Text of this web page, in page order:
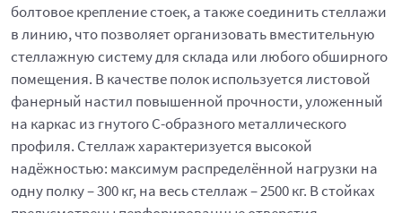
болтовое крепление стоек, а также соединить стеллажи
в линию, что позволяет организовать вместительную
стеллажную систему для склада или любого обширного
помещения. В качестве полок используется листовой
фанерный настил повышенной прочности, уложенный
на каркас из гнутого С-образного металлического
профиля. Стеллаж характеризуется высокой
надёжностью: максимум распределённой нагрузки на
одну полку – 300 кг, на весь стеллаж – 2500 кг. В стойках